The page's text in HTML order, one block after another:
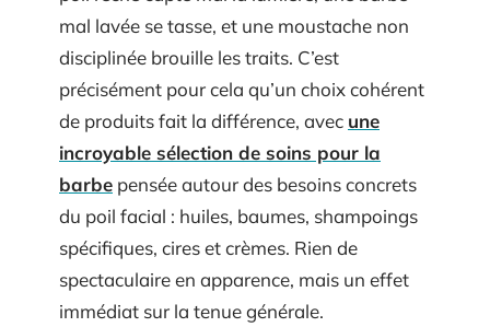
mal lavée se tasse, et une moustache non
disciplinée brouille les traits. C’est
précisément pour cela qu’un choix cohérent
de produits fait la différence, avec une
incroyable sélection de soins pour la
barbe pensée autour des besoins concrets
du poil facial : huiles, baumes, shampoings
spécifiques, cires et crèmes. Rien de
spectaculaire en apparence, mais un effet
immédiat sur la tenue générale.